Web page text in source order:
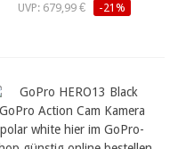
UVP: 679,99 €
-21%